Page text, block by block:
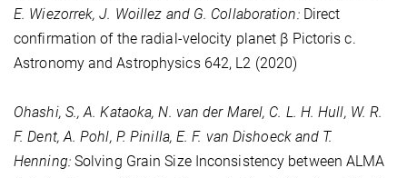
E. Wiezorrek, J. Woillez and G. Collaboration:Direct
confirmation of the radial-velocity planet β Pictoris c.
Astronomy and Astrophysics 642, L2 (2020)
Ohashi, S., A. Kataoka, N. van der Marel, C. L. H. Hull, W. R.
F. Dent, A. Pohl, P. Pinilla, E. F. van Dishoeck and T.
Henning:Solving Grain Size Inconsistency between ALMA